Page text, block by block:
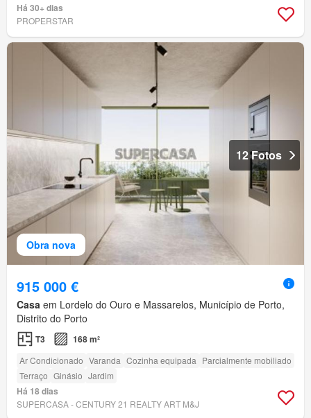
Há 30+ dias
PROPERSTAR
Obra nova
12 Fotos
915 000 €
Casa em Lordelo do Ouro e Massarelos, Município de Porto,
Distrito do Porto
T3 168 m²
Ar Condicionado Varanda Cozinha equipada Parcialmente mobiliado
Terraço Ginásio Jardim
Há 18 dias
SUPERCASA - CENTURY 21 REALTY ART M&J